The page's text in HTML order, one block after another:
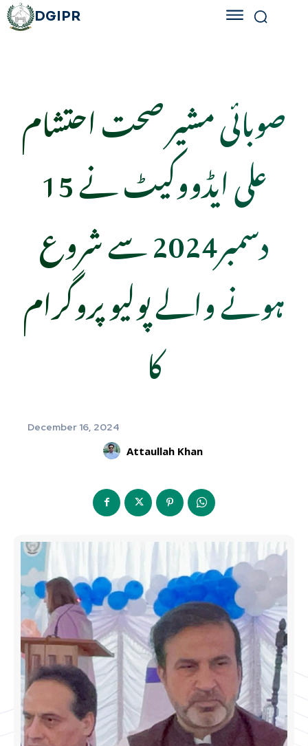
DGIPR
صوبائی مشیر صحت احتشام
علی ایڈووکیٹ نے 15
دسمبر2024 سے شروع
ہونے والے پولیو پروگرام
کا
December 16, 2024
Attaullah Khan